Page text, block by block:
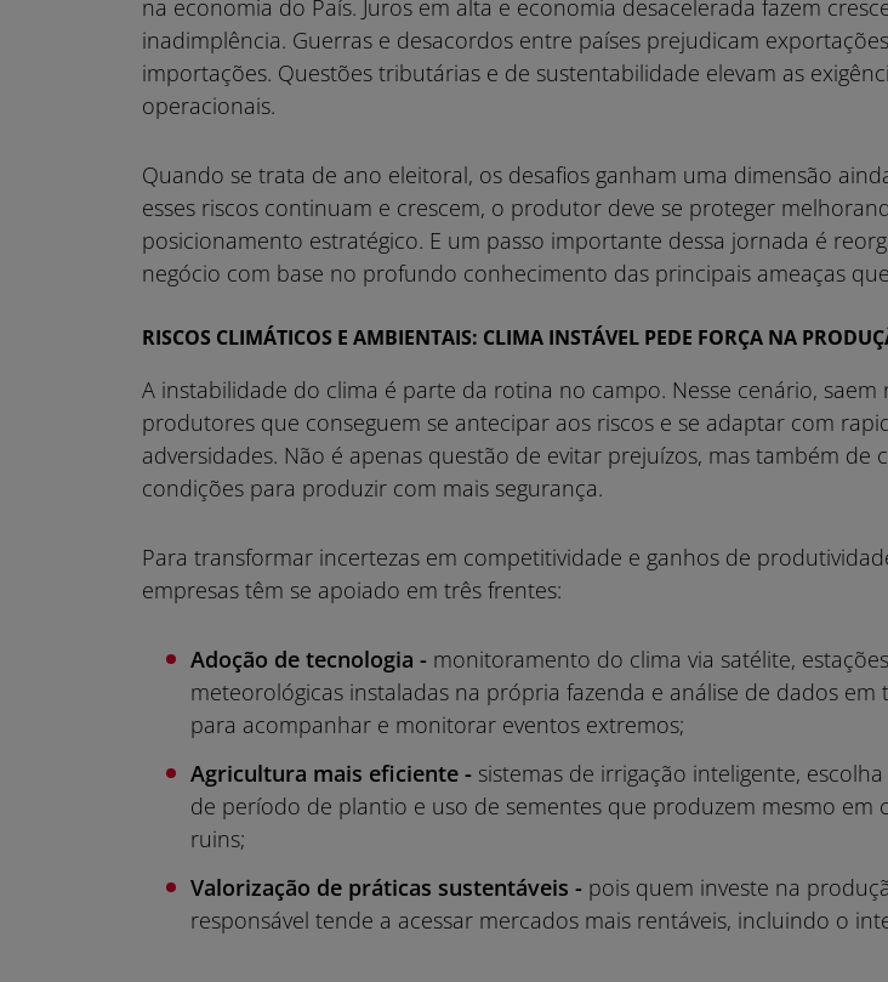
na economia do País. Juros em alta e economia desacelerada fazem
inadimplência. Guerras e desacordos entre países prejudicam
importações. Questões tributárias e de sustentabilidade elevam as
operacionais.
Quando se trata de ano eleitoral, os desafios ganham uma dimensão
esses riscos continuam e crescem, o produtor deve se proteger
posicionamento estratégico. E um passo importante dessa jornada é
negócio com base no profundo conhecimento das principais ameaças
RISCOS CLIMÁTICOS E AMBIENTAIS: CLIMA INSTÁVEL PEDE FORÇA NA
A instabilidade do clima é parte da rotina no campo. Nesse cenário, saem
produtores que conseguem se antecipar aos riscos e se adaptar com
adversidades. Não é apenas questão de evitar prejuízos, mas também de
condições para produzir com mais segurança.
Para transformar incertezas em competitividade e ganhos de
empresas têm se apoiado em três frentes:
Adoção de tecnologia - monitoramento do clima via satélite, estações
meteorológicas instaladas na própria fazenda e análise de dados em
para acompanhar e monitorar eventos extremos;
Agricultura mais eficiente - sistemas de irrigação inteligente,
de período de plantio e uso de sementes que produzem mesmo em
ruins;
Valorização de práticas sustentáveis - pois quem investe na
responsável tende a acessar mercados mais rentáveis, incluindo o